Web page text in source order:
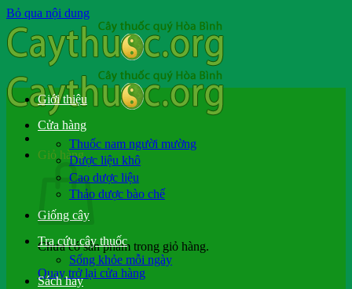
Bỏ qua nội dung
Giỏ hàng
Chưa có sản phẩm trong giỏ hàng.
Quay trở lại cửa hàng
Giới thiệu
Cửa hàng
Thuốc nam người mường
Dược liệu khô
Cao dược liệu
Thảo dược bào chế
Giống cây
Tra cứu cây thuốc
Sống khỏe mỗi ngày
Sách hay